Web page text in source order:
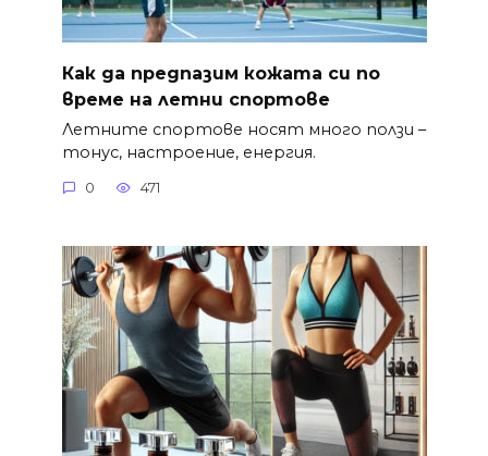
Как да предпазим кожата си по
време на летни спортове
Летните спортове носят много ползи –
тонус, настроение, енергия.
0 471